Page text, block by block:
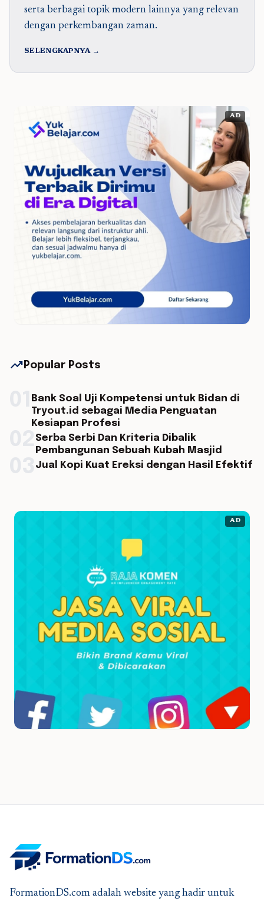
serta berbagai topik modern lainnya yang relevan
dengan perkembangan zaman.
SELENGKAPNYA →
AD
trending_up Popular Posts
Bank Soal Uji Kompetensi untuk Bidan di
Tryout.id sebagai Media Penguatan
Kesiapan Profesi
Serba Serbi Dan Kriteria Dibalik
Pembangunan Sebuah Kubah Masjid
Jual Kopi Kuat Ereksi dengan Hasil Efektif
AD
FormationDS.com adalah website yang hadir untuk